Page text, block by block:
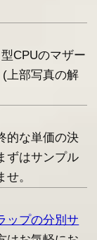
CPUのマザー
上部写真の解
的な単価の決
ずはサンプル
。
ップの分別サ